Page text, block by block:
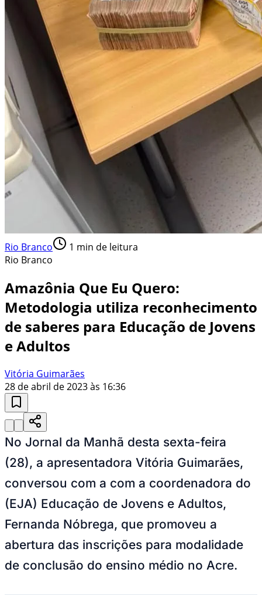
Rio Branco 1 min de leitura
Rio Branco
Amazônia Que Eu Quero:
Metodologia utiliza reconhecimento
de saberes para Educação de Jovens
e Adultos
Vitória Guimarães
28 de abril de 2023 às 16:36
No Jornal da Manhã desta sexta-feira
(28), a apresentadora Vitória Guimarães,
conversou com a com a coordenadora do
(EJA) Educação de Jovens e Adultos,
Fernanda Nóbrega, que promoveu a
abertura das inscrições para modalidade
de conclusão do ensino médio no Acre.